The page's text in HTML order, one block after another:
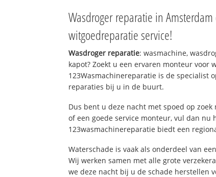
Wasdroger reparatie in
witgoedreparatie service!
Wasdroger reparatie: wasmachine,
kapot? Zoekt u een ervaren monteur voor
123Wasmachinereparatie is de specialist
reparaties bij u in de buurt.
Dus bent u deze nacht met spoed op
of een goede service monteur, vul dan
123wasmachinereparatie biedt een
Waterschade is vaak als onderdeel van
Wij werken samen met alle grote
we deze nacht bij u de schade herstellen